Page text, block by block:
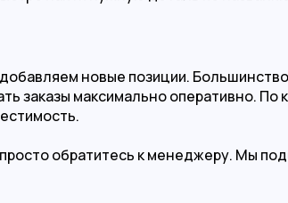
новые позиции.
заказы максимально оперативно. По
обратитесь к менеджеру. Мы